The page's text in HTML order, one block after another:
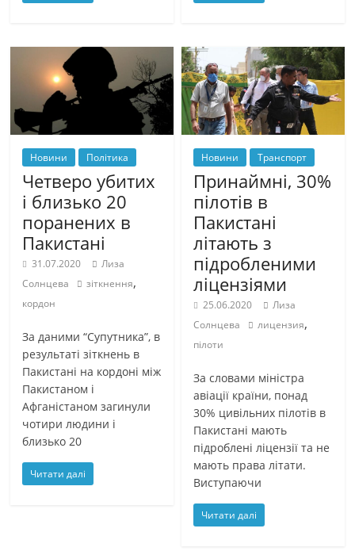
Новини Політика
Четверо убитих
і близько 20
поранених в
Пакистані
31.07.2020
Лиза
Солнцева
зіткнення,
кордон
За даними “Супутника”, в
результаті зіткнень в
Пакистані на кордоні між
Пакистаном і
Афганістаном загинули
чотири людини і
близько 20
Читати далі
Новини Транспорт
Принаймні, 30%
пілотів в
Пакистані
літають з
підробленими
ліцензіями
25.06.2020
Лиза
Солнцева
лицензия,
пілоти
За словами міністра
авіації країни, понад
30% цивільних пілотів в
Пакистані мають
підроблені ліцензії та не
мають права літати.
Виступаючи
Читати далі